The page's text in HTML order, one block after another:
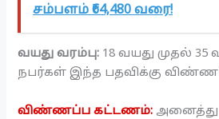
சம்பளம் ₹64,480 வரை!
வயது வரம்பு: 18 வயது முதல்
நபர்கள் இந்த பதவிக்கு
விண்ணப்ப கட்டணம்: அனைத்து